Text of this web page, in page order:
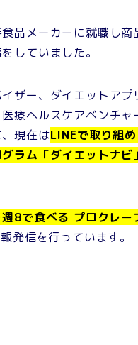
品メーカーに就職し商
していました。
ザー、ダイエットアプ
療ヘルスケアベンチャ
現在はLINEで取り組
ラム「ダイエットナビ
8で食べる プロクレー
発信を行っています。